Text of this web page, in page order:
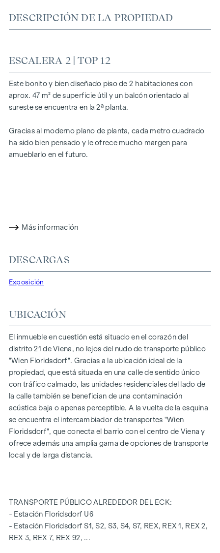
DESCRIPCIÓN DE LA PROPIEDAD
ESCALERA 2 | TOP 12
Este bonito y bien diseñado piso de 2 habitaciones con
aprox. 47 m² de superficie útil y un balcón orientado al
sureste se encuentra en la 2ª planta.
Gracias al moderno plano de planta, cada metro cuadrado
ha sido bien pensado y le ofrece mucho margen para
amueblarlo en el futuro.
La distribución de las habitaciones es la siguiente:
dormitorio y al balcón
y conexión para lavadora
Balcón (aprox. 4 m²) con orientación sureste
Bodega en el sótano
La ubicación especialmente favorable en la calle
unidireccional de tráfico calmado "Fahrbachgasse", que se
funde a la perfección con la zona de encuentro de las
instituciones educativas allí ubicadas, confiere al inmueble
un cierto encanto con todas sus ventajas.
CARACTERÍSTICAS DEL PISO
Ventanas de madera-aluminio de suelo a techo con triple
acristalamiento aislante
calidad procedente de Austria
Conexiones para cocina con corriente de alta tensión
Gres porcelánico de 30 x 60 cm de Marazzi
grifería de la marca Dornbracht
Más información
DESCARGAS
Exposición
UBICACIÓN
El inmueble en cuestión está situado en el corazón del
distrito 21 de Viena, no lejos del nudo de transporte público
"Wien Floridsdorf". Gracias a la ubicación ideal de la
propiedad, que está situada en una calle de sentido único
con tráfico calmado, las unidades residenciales del lado de
la calle también se benefician de una contaminación
acústica baja o apenas perceptible. A la vuelta de la esquina
se encuentra el intercambiador de transportes "Wien
Floridsdorf", que conecta el barrio con el centro de Viena y
ofrece además una amplia gama de opciones de transporte
local y de larga distancia.
TRANSPORTE PÚBLICO ALREDEDOR DEL ECK:
- Estación Floridsdorf U6
- Estación Floridsdorf S1, S2, S3, S4, S7, REX, REX 1, REX 2,
REX 3, REX 7, REX 92, ...